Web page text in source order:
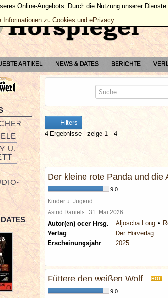
ARTIKEL NEWS & DATES BERICHTE
U.
Filters
4 Ergebnisse - zeige 1 - 4
Der kleine rote Panda und die
9,0
Kinder u. Jugend
Astrid Daniels 31. Mai 2026
Autor(en) oder Hrsg. Aljoscha Long
Verlag
Der Hörverlag
Erscheinungsjahr
2025
Füttere den weißen Wolf HOT
9,0
Online-Angebots. Durch die Nutzung unserer
Informationen zu Cookies und ePrivacy